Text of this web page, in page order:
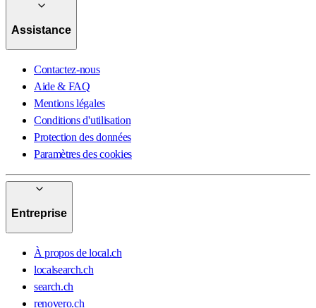
Assistance
Contactez-nous
Aide & FAQ
Mentions légales
Conditions d'utilisation
Protection des données
Paramètres des cookies
Entreprise
À propos de local.ch
localsearch.ch
search.ch
renovero.ch